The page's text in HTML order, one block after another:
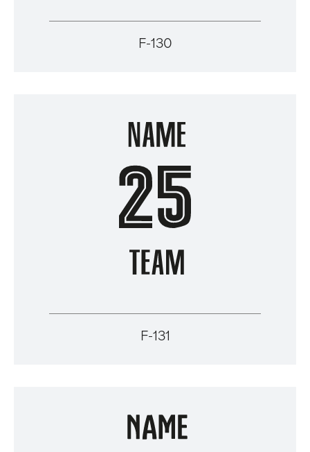
F-130
F-131